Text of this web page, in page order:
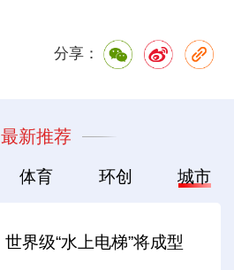
分享：
最新推荐
体育 环创 城市
世界级“水上电梯”将成型